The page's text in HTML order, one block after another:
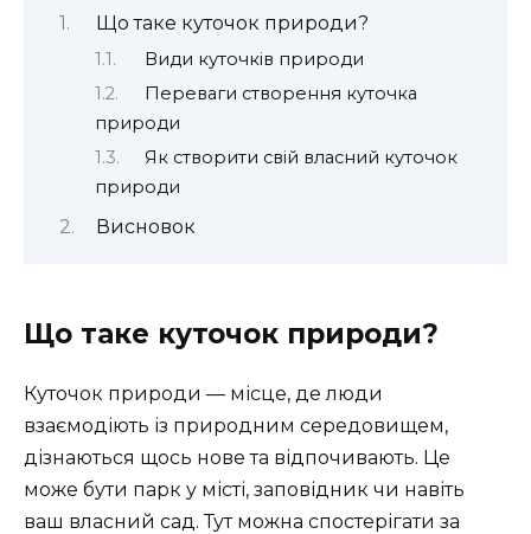
Що таке куточок природи?
Види куточків природи
Переваги створення куточка
природи
Як створити свій власний куточок
природи
Висновок
Що таке куточок природи?
Куточок природи — місце, де люди
взаємодіють із природним середовищем,
дізнаються щось нове та відпочивають. Це
може бути парк у місті, заповідник чи навіть
ваш власний сад. Тут можна спостерігати за